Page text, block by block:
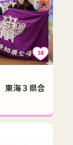
38
東海３県合